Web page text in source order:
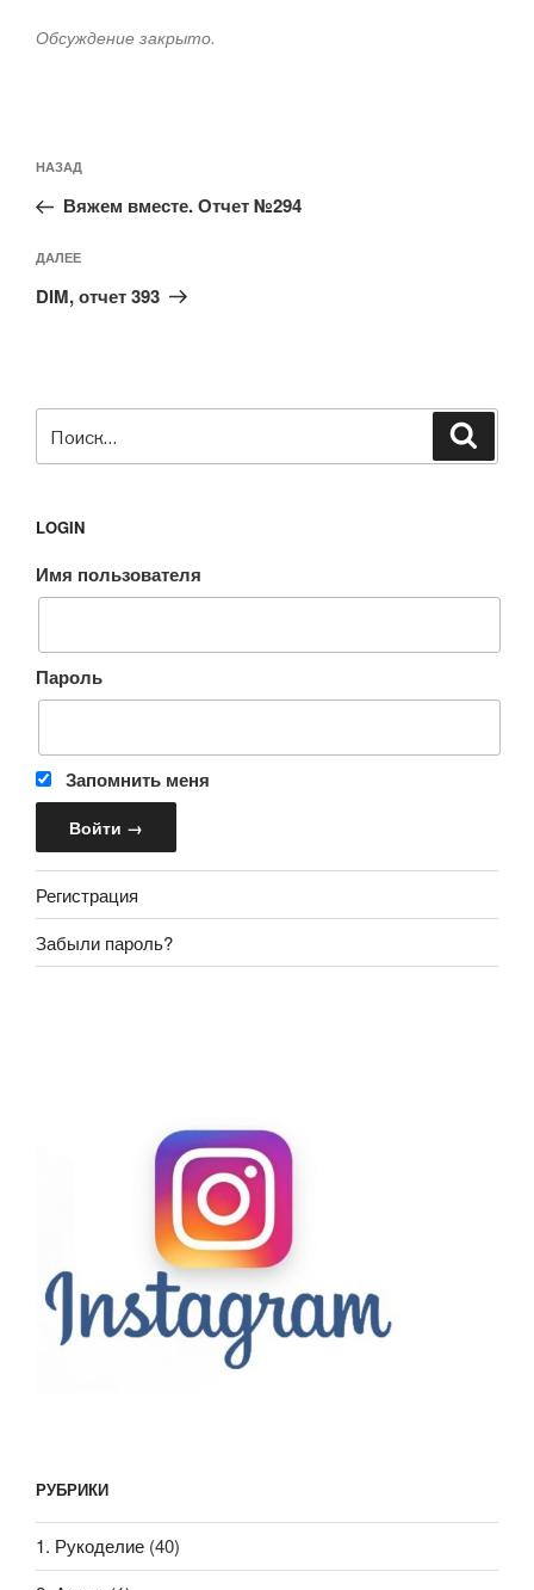
Обсуждение закрыто.
по
записям
Предыдущая
запись:
НАЗАД
Вяжем вместе. Отчет №294
Следующая
запись
ДАЛЕЕ
DIM, отчет 393
LOGIN
Имя пользователя
Пароль
Запомнить меня
Регистрация
Забыли пароль?
РУБРИКИ
1. Рукоделие (40)